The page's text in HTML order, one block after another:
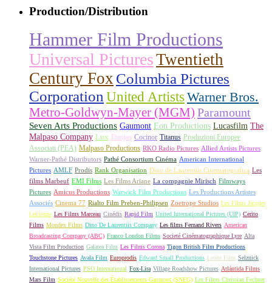
Production/Distribution
Hammer Film Productions
Universal PicturesTwentieth
Century FoxColumbia Pictures
Corporation United Artists Warner Bros.
Metro-Goldwyn-Mayer (MGM) Paramount
Seven Arts Productions Gaumont Eon Productions Lucasfilm The
Malpaso Company Lux Danjaq Cocinor Titanus Produzioni Europee
Associati (PEA) Malpaso Productions RKO Radio Pictures Allied Artists Pictures
Warner-Pathé Distributors Pathé Consortium Cinéma American International
Pictures AMLF Prodis Rank Organisation Dino de Laurentiis Cinematografica Les
films Marbeuf EMI Films Les Films Ariane La compagnie Mirisch Filmways
Pictures Amicus Productions Warwick Film Productions Les Productions Artistes
Associés Cinema 77 Rialto Film Preben-Philipsen Zoetrope Studios Les Films Jacques
Leitienne Les Films Marceau Cinédis Rapid Film United International Pictures (UIP) Cerito
Films Mondex Films Dino De Laurentiis Company Les films Fernand Rivers American
Broadcasting Company (ABC) Franco London Films Societé Cinématographique Lyre Alta
Vista Film Production Galatea Film Les Films Corona Tigon British Film Productions
Touchstone Pictures Avala Film Europrodis Edward Small Productions Leone Film Selznick
International Pictures PSO International Fox-Lira Village Roadshow Pictures Atlántida Films
Mars Film Société Nouvelle des Établissements Gaumont (SNEG) Les Films Christian Fechner